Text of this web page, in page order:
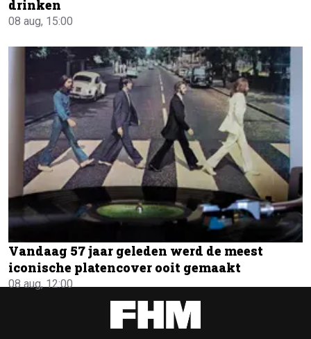
drinken
08 aug, 15:00
Vandaag 57 jaar geleden werd de meest
iconische platencover ooit gemaakt
08 aug, 12:00